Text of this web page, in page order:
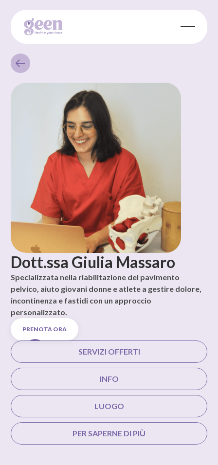
Dott.ssa Giulia Massaro
Specializzata nella riabilitazione del pavimento
pelvico, aiuto giovani donne e atlete a gestire dolore,
incontinenza e fastidi con un approccio
personalizzato.
PRENOTA ORA
SERVIZI OFFERTI
INFO
LUOGO
PER SAPERNE DI PIÙ